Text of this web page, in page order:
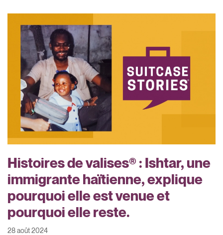
Histoires de valises® : Ishtar, une
immigrante haïtienne, explique
pourquoi elle est venue et
pourquoi elle reste.
28 août 2024